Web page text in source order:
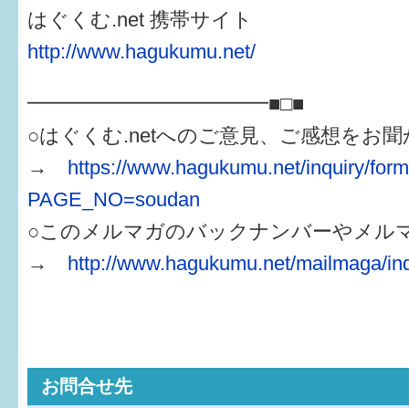
はぐくむ.net 携帯サイト
http://www.hagukumu.net/
━━━━━━━━━━━━■□■
○はぐくむ.netへのご意見、ご感想をお
→ https://www.hagukumu.net/inquiry/
PAGE_NO=soudan
○このメルマガのバックナンバーやメル
→ http://www.hagukumu.net/mailmaga/
お問合せ先
イベントレポート
なるほどコラム
メールマガジン
はぐくむ.net相談コーナー
みんなの知恵袋
子育て情報誌「ほっと」
お出かけ情報